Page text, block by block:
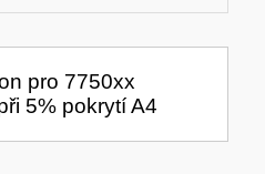
- AMD
PŘÍVOD
pro 7750xx
5% pokrytí A4